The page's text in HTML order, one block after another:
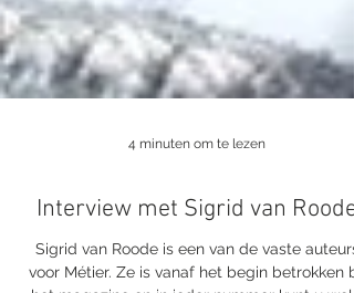
Interview met Sigrid van Roode